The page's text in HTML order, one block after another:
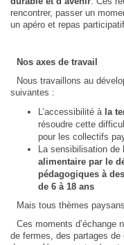
rencontrer, passer un
un apéro et repas
Nos axes de travail
Nous travaillons au
suivantes :
L’accessibilité à la
résoudre cette
pour les collectifs
La sensibilisation de
alimentaire par le
pédagogiques à
de 6 à 18 ans
Mais tous thèmes
Ces moments d’échange
de fermes, des partages